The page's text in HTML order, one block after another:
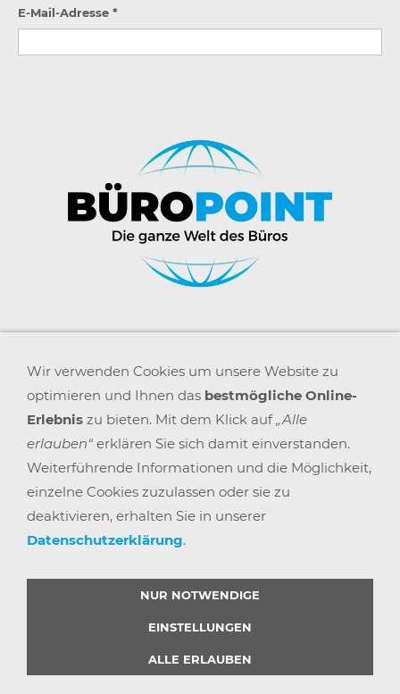
E-Mail-Adresse *
ARBEITSPLATZEXPERTEN
PARTNERPROGRAMM
GEMEINSAM STÄRKER
WIDERRUF BUTTON
© 2025 |BÜRO POINT GMBH
Wir verwenden Cookies um unsere Website zu
optimieren und Ihnen das bestmögliche Online-
Erlebnis zu bieten. Mit dem Klick auf„Alle
erlauben“ erklären Sie sich damit einverstanden.
Weiterführende Informationen und die Möglichkeit,
einzelne Cookies zuzulassen oder sie zu
deaktivieren, erhalten Sie in unserer
Datenschutzerklärung.
NUR NOTWENDIGE
EINSTELLUNGEN
ALLE ERLAUBEN